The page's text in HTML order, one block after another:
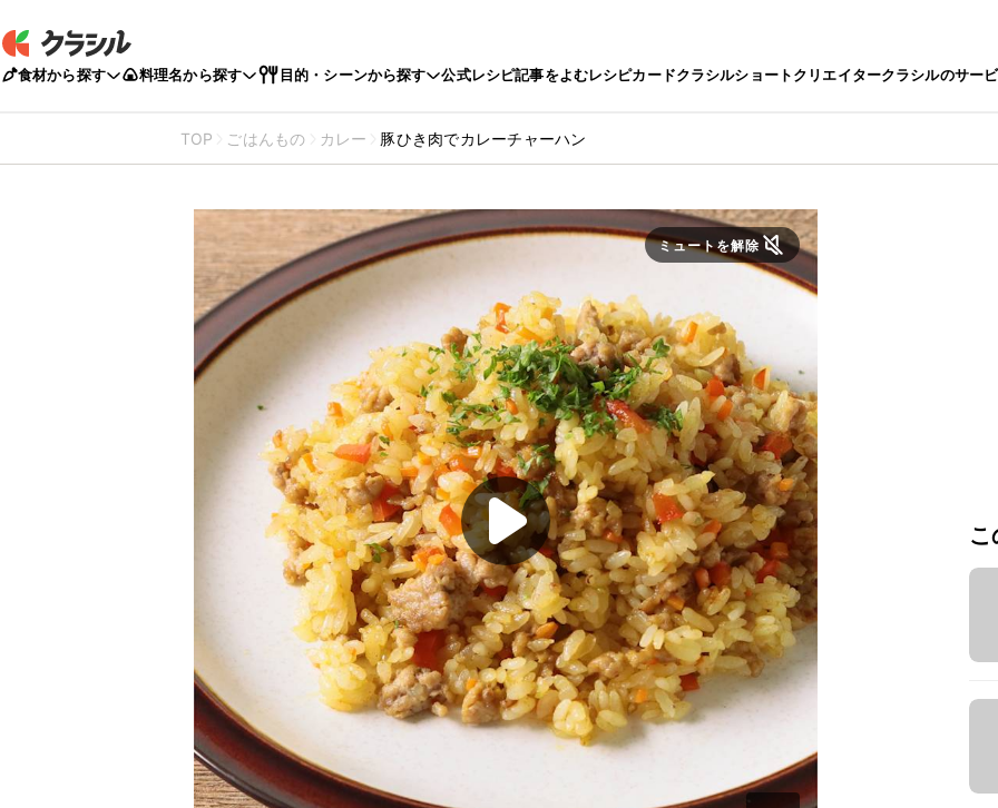
食材から探す 料理名から探す 目的・シーンから探す 公式レシピ記事をよむレシピカードクラシルショートクリエイタークラシルのサー
TOP ごはんもの カレー 豚ひき肉でカレーチャーハン
ミュートを解除